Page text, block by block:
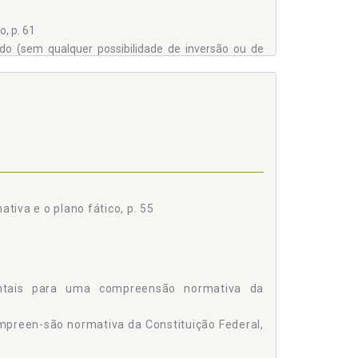
p. 61
(sem qualquer possibilidade de inversão ou de
Jurídico Brasileiro?, p. 78
p. 98
e o plano fático, p. 55
para uma compreensão normativa da
são normativa da Constituição Federal,